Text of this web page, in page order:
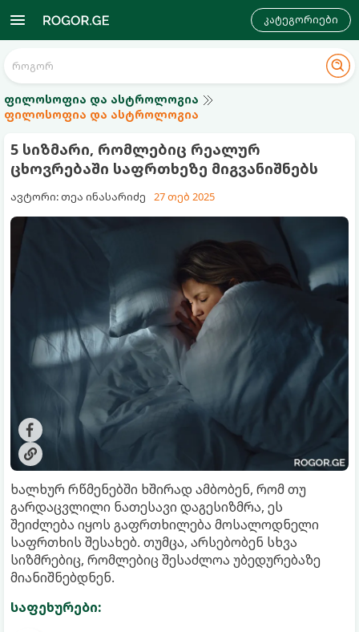
კატეგორიები
ფილოსოფია და ასტროლოგია
ფილოსოფია და ასტროლოგია
5 სიზმარი, რომლებიც რეალურ
ცხოვრებაში საფრთხეზე მიგვანიშნებს
ავტორი: თეა ინასარიძე 27 თებ 2025
ხალხურ რწმენებში ხშირად ამბობენ, რომ თუ
გარდაცვლილი ნათესავი დაგესიზმრა, ეს
შეიძლება იყოს გაფრთხილება მოსალოდნელი
საფრთხის შესახებ. თუმცა, არსებობენ სხვა
სიზმრებიც, რომლებიც შესაძლოა უბედურებაზე
მიანიშნებდნენ.
საფეხურები: